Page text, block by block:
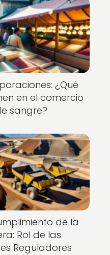
¿Qué
en el comercio
sangre?
de la
Rol de las
Reguladores